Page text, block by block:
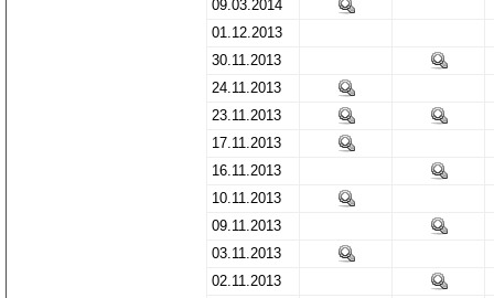
09.03.2014
01.12.2013
30.11.2013
24.11.2013
23.11.2013
17.11.2013
16.11.2013
10.11.2013
09.11.2013
03.11.2013
02.11.2013